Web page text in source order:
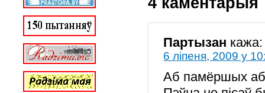
Партызан кажа:
6 ліпеня, 2009 у
Аб памёршых